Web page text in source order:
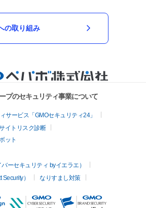
の取り組み
プのセキュリティ事業について
サービス「GMOセキュリティ24」
イトリスク診断
ット
ーセキュリティ byイエラエ）
）
なりすまし対策